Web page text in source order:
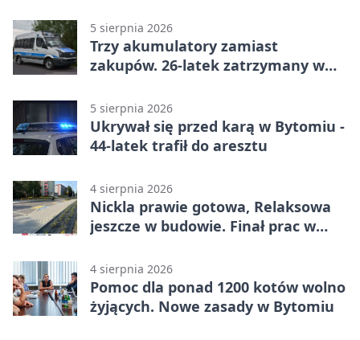
5 sierpnia 2026
Trzy akumulatory zamiast
zakupów. 26-latek zatrzymany w
5 sierpnia 2026
Ukrywał się przed karą w Bytomiu -
44-latek trafił do aresztu
4 sierpnia 2026
Nickla prawie gotowa, Relaksowa
jeszcze w budowie. Finał prac w
4 sierpnia 2026
Pomoc dla ponad 1200 kotów wolno
żyjących. Nowe zasady w Bytomiu